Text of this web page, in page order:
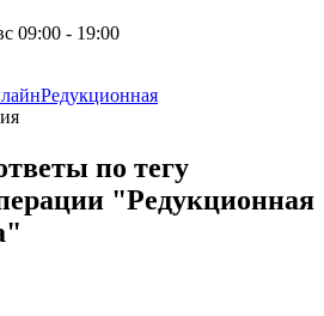
09:00 - 19:00
Редукционная
по тегу
"Редукционная